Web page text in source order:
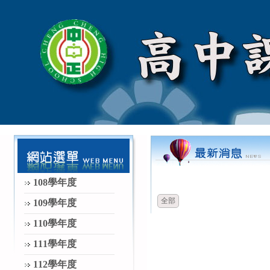
108學年度
109學年度
110學年度
111學年度
112學年度
全部